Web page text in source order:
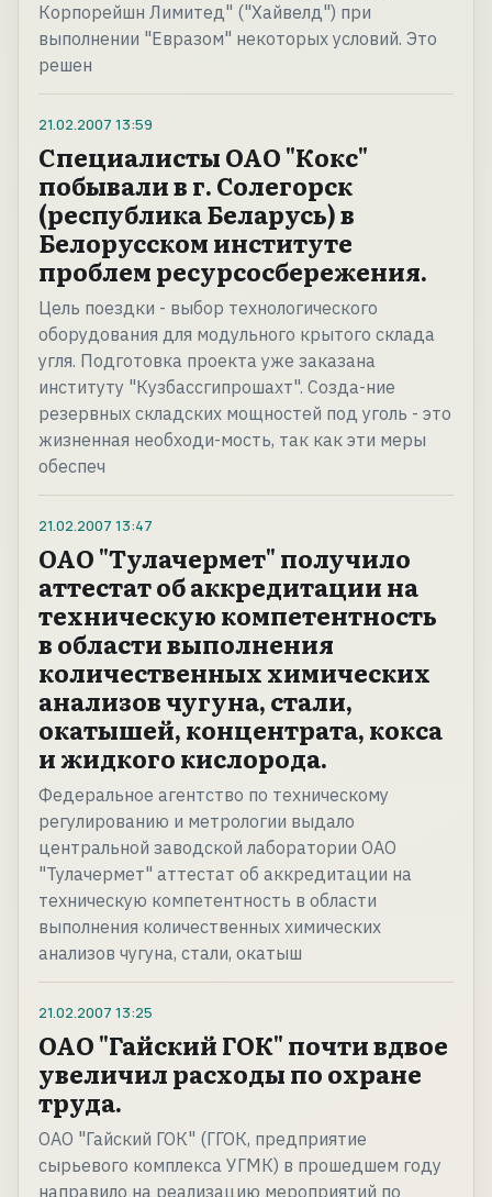
Корпорейшн Лимитед" ("Хайвелд") при
выполнении "Евразом" некоторых условий. Это
решен
21.02.2007 13:59
Специалисты ОАО "Кокс"
побывали в г. Солегорск
(республика Беларусь) в
Белорусском институте
проблем ресурсосбережения.
Цель поездки - выбор технологического
оборудования для модульного крытого склада
угля. Подготовка проекта уже заказана
институту "Кузбассгипрошахт". Созда-ние
резервных складских мощностей под уголь - это
жизненная необходи-мость, так как эти меры
обеспеч
21.02.2007 13:47
ОАО "Тулачермет" получило
аттестат об аккредитации на
техническую компетентность
в области выполнения
количественных химических
анализов чугуна, стали,
окатышей, концентрата, кокса
и жидкого кислорода.
Федеральное агентство по техническому
регулированию и метрологии выдало
центральной заводской лаборатории ОАО
"Тулачермет" аттестат об аккредитации на
техническую компетентность в области
выполнения количественных химических
анализов чугуна, стали, окатыш
21.02.2007 13:25
ОАО "Гайский ГОК" почти вдвое
увеличил расходы по охране
труда.
ОАО "Гайский ГОК" (ГГОК, предприятие
сырьевого комплекса УГМК) в прошедшем году
направило на реализацию мероприятий по